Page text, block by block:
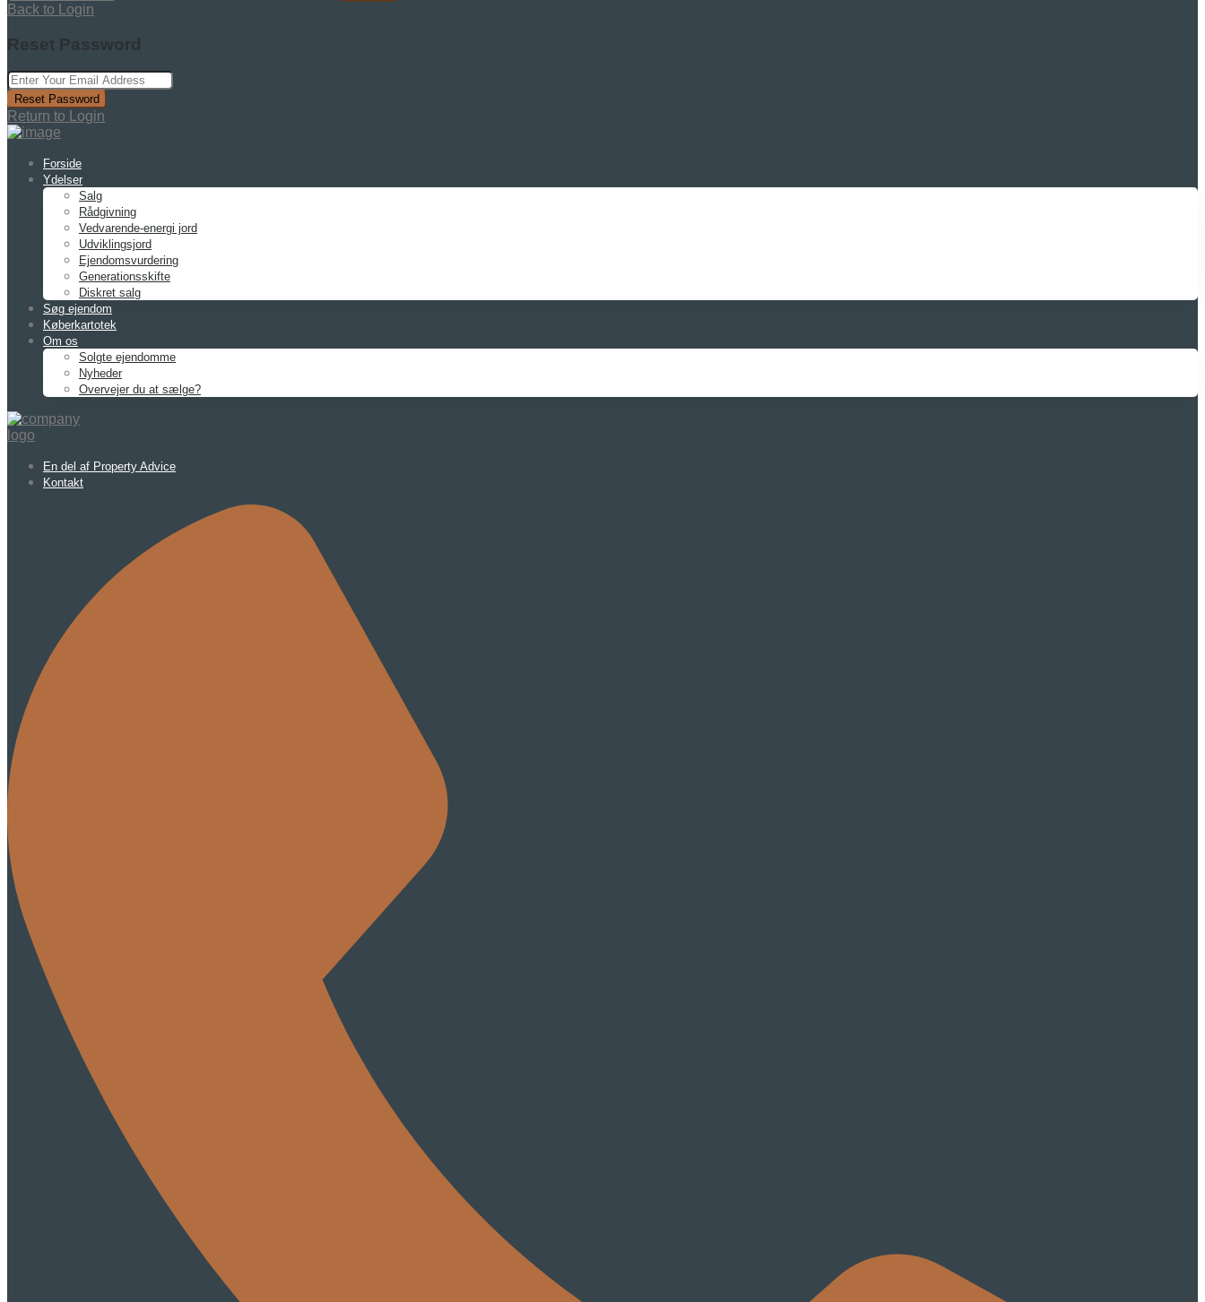
Back to Login
Reset Password
Reset Password
Return to Login
Forside
Ydelser
Salg
Rådgivning
Vedvarende-energi jord
Udviklingsjord
Ejendomsvurdering
Generationsskifte
Diskret salg
Søg ejendom
Køberkartotek
Om os
Solgte ejendomme
Nyheder
Overvejer du at sælge?
En del af Property Advice
Kontakt